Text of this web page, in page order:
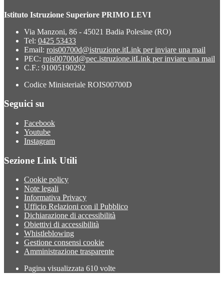
Istituto Istruzione Superiore PRIMO LEVI
Via Manzoni, 86 - 45021 Badia Polesine (RO)
Tel: 0425 53433
Email: rois00700d@istruzione.itLink per inviare una mail
PEC: rois00700d@pec.istruzione.itLink per inviare una mail
C.F.: 91005190292
Codice Ministeriale ROIS00700D
Seguici su
Facebook
Youtube
Instagram
Sezione Link Utili
Cookie policy
Note legali
Informativa Privacy
Ufficio Relazioni con il Pubblico
Dichiarazione di accessibilità
Obiettivi di accessibilità
Whistleblowing
Gestione consensi cookie
Amministrazione trasparente
Pagina visualizzata 610 volte